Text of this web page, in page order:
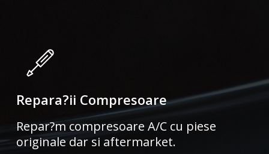
Repara?ii Compresoare
Repar?m compresoare A/C cu piese
originale dar si aftermarket.